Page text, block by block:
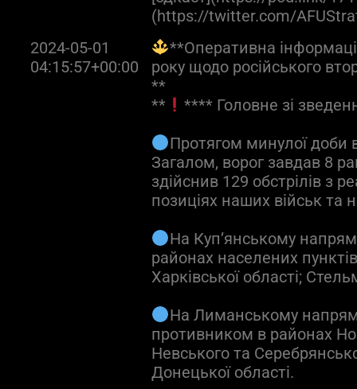
(https://twitter.com/
2024-05-01
04:15:57+00:00
**Оперативна
року щодо російського
**
**
**** Головне зі
Протягом минулої доби
Загалом, ворог завдав 8
здійснив 129 обстрілів з
позиціях наших військ та
На Куп’янському
районах населених
Харківської області;
На Лиманському
противником в районах
Невського та
Донецької області.